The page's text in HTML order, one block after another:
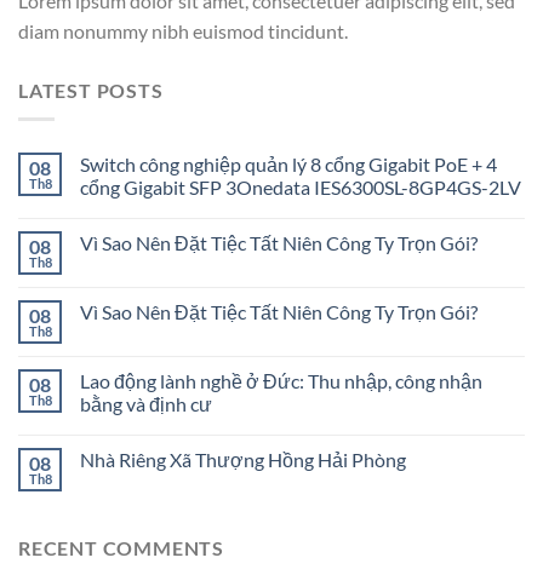
diam nonummy nibh euismod tincidunt.
LATEST POSTS
08
Th8
Switch công nghiệp quản lý 8 cổng Gigabit PoE + 4
cổng Gigabit SFP 3Onedata IES6300SL-8GP4GS-2LV
08
Th8
Vì Sao Nên Đặt Tiệc Tất Niên Công Ty Trọn Gói?
08
Th8
Vì Sao Nên Đặt Tiệc Tất Niên Công Ty Trọn Gói?
08
Th8
Lao động lành nghề ở Đức: Thu nhập, công nhận
bằng và định cư
08
Th8
Nhà Riêng Xã Thượng Hồng Hải Phòng
RECENT COMMENTS